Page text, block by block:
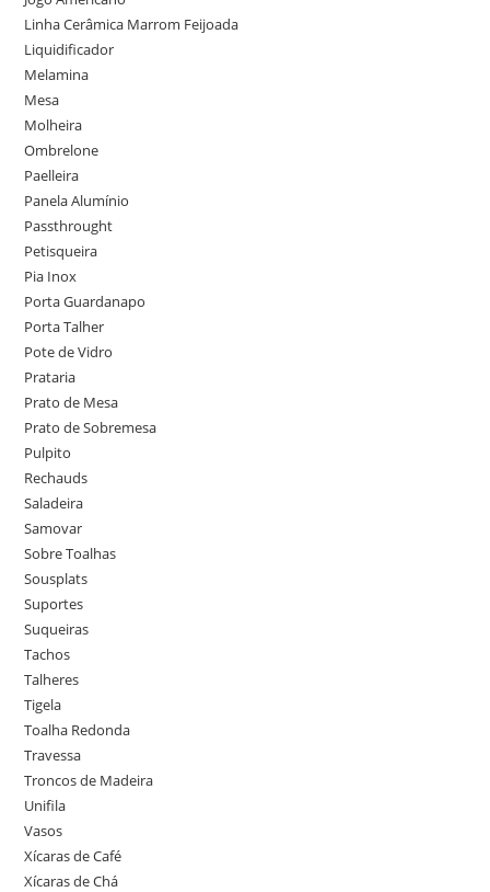
Linha Cerâmica Marrom Feijoada
Liquidificador
Melamina
Mesa
Molheira
Ombrelone
Paelleira
Panela Alumínio
Passthrought
Petisqueira
Pia Inox
Porta Guardanapo
Porta Talher
Pote de Vidro
Prataria
Prato de Mesa
Prato de Sobremesa
Pulpito
Rechauds
Saladeira
Samovar
Sobre Toalhas
Sousplats
Suportes
Suqueiras
Tachos
Talheres
Tigela
Toalha Redonda
Travessa
Troncos de Madeira
Unifila
Vasos
Xícaras de Café
Xícaras de Chá